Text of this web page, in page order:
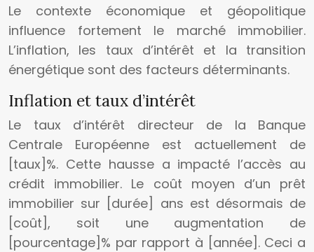
Le contexte économique et géopolitique
influence fortement le marché immobilier.
L’inflation, les taux d’intérêt et la transition
énergétique sont des facteurs déterminants.
Inflation et taux d’intérêt
Le taux d’intérêt directeur de la Banque
Centrale Européenne est actuellement de
[taux]%. Cette hausse a impacté l’accès au
crédit immobilier. Le coût moyen d’un prêt
immobilier sur [durée] ans est désormais de
[coût], soit une augmentation de
[pourcentage]% par rapport à [année]. Ceci a